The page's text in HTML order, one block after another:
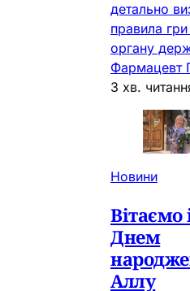
детально
правила
органу
Фармацевт
3 хв.
Новини
Вітаємо
Днем
Аллу